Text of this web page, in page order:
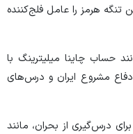
هرمز را عامل فلج‌کننده
حساب چاینا میلیترینگ با
دفاع مشروع ایران و درس‌های
درس‌گیری از بحران، مانند